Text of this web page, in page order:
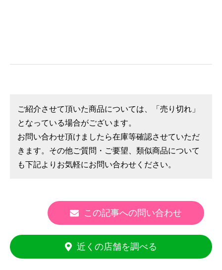
ご紹介させて頂いた商品については、「売り切れ」
となっている場合がございます。
お問い合わせ頂けましたら在庫等確認させていただ
きます。その他ご質問・ご要望、類似商品について
も下記よりお気軽にお問い合わせください。
この記事への問い合わせ
近くの店舗を調べる